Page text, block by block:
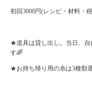
初回3000円(レシピ・材料・
★道具は貸し出し。当日、自
す🌈
★お持ち帰り用の糸は3種類